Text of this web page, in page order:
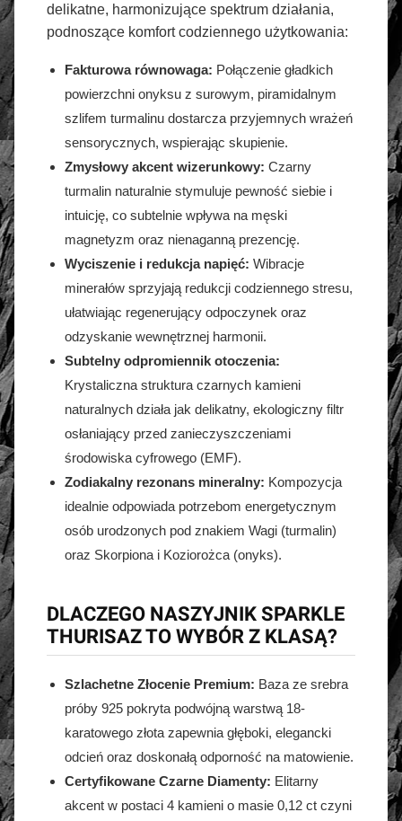
delikatne, harmonizujące spektrum działania,
podnoszące komfort codziennego użytkowania:
Fakturowa równowaga: Połączenie gładkich
powierzchni onyksu z surowym, piramidalnym
szlifem turmalinu dostarcza przyjemnych wrażeń
sensorycznych, wspierając skupienie.
Zmysłowy akcent wizerunkowy: Czarny
turmalin naturalnie stymuluje pewność siebie i
intuicję, co subtelnie wpływa na męski
magnetyzm oraz nienaganną prezencję.
Wyciszenie i redukcja napięć: Wibracje
minerałów sprzyjają redukcji codziennego stresu,
ułatwiając regenerujący odpoczynek oraz
odzyskanie wewnętrznej harmonii.
Subtelny odpromiennik otoczenia:
Krystaliczna struktura czarnych kamieni
naturalnych działa jak delikatny, ekologiczny filtr
osłaniający przed zanieczyszczeniami
środowiska cyfrowego (EMF).
Zodiakalny rezonans mineralny: Kompozycja
idealnie odpowiada potrzebom energetycznym
osób urodzonych pod znakiem Wagi (turmalin)
oraz Skorpiona i Koziorożca (onyks).
DLACZEGO NASZYJNIK SPARKLE
THURISAZ TO WYBÓR Z KLASĄ?
Szlachetne Złocenie Premium: Baza ze srebra
próby 925 pokryta podwójną warstwą 18-
karatowego złota zapewnia głęboki, elegancki
odcień oraz doskonałą odporność na matowienie.
Certyfikowane Czarne Diamenty: Elitarny
akcent w postaci 4 kamieni o masie 0,12 ct czyni